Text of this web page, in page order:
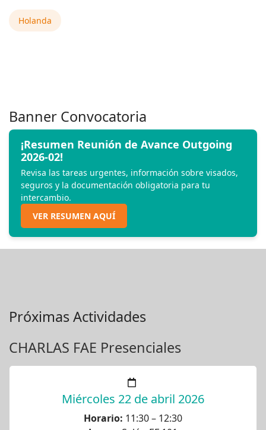
Holanda
Banner Convocatoria
¡Resumen Reunión de Avance Outgoing
2026-02!
Revisa las tareas urgentes, información sobre visados,
seguros y la documentación obligatoria para tu
intercambio.
VER RESUMEN AQUÍ
Próximas Actividades
CHARLAS FAE Presenciales
Miércoles 22 de abril 2026
Horario: 11:30 – 12:30